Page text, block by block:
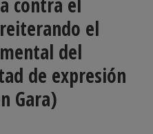
el
del
de expresión
Gara)